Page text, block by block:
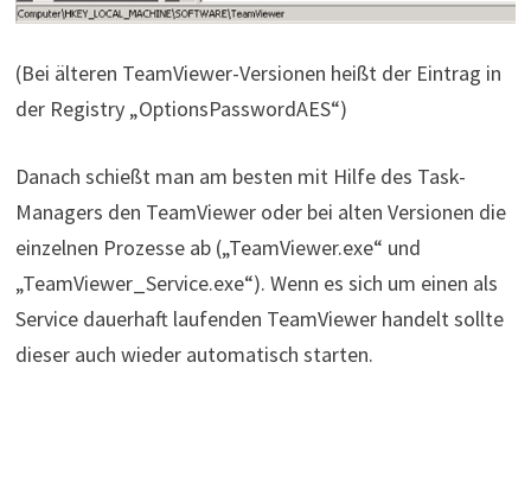
(Bei älteren TeamViewer-Versionen heißt der Eintrag in
der Registry „OptionsPasswordAES“)
Danach schießt man am besten mit Hilfe des Task-
Managers den TeamViewer oder bei alten Versionen die
einzelnen Prozesse ab („TeamViewer.exe“ und
„TeamViewer_Service.exe“). Wenn es sich um einen als
Service dauerhaft laufenden TeamViewer handelt sollte
dieser auch wieder automatisch starten.